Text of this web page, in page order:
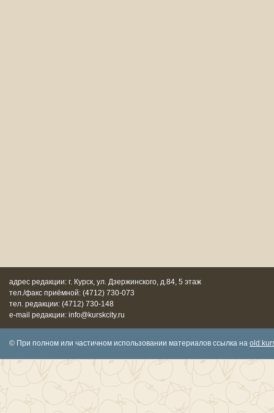
адрес редакции: г. Курск, ул. Дзержинского, д.84, 5 этаж
тел./факс приёмной: (4712) 730-073
тел. редакции: (4712) 730-148
e-mail редакции: info@kurskcity.ru
© При полном или частичном использовании материалов ссылка на